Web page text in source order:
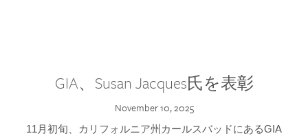
GIA、Susan Jacques氏を表彰
November 10, 2025
11月初旬、カリフォルニア州カールスバッドにあるGIA